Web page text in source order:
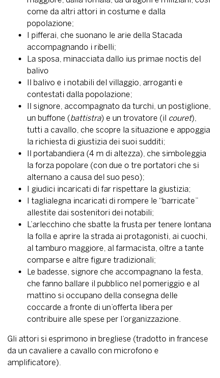
come da altri attori in costume e dalla
popolazione;
I pifferai, che suonano le arie della Stacada
accompagnando i ribelli;
La sposa, minacciata dallo ius primae noctis del
balivo
Il balivo e i notabili del villaggio, arroganti e
contestati dalla popolazione;
Il signore, accompagnato da turchi, un postiglione,
un buffone (battistra) e un trovatore (il couret),
tutti a cavallo, che scopre la situazione e appoggia
la richiesta di giustizia dei suoi sudditi;
Il portabandiera (4 m di altezza), che simboleggia
la forza popolare (con due o tre portatori che si
alternano a causa del suo peso);
I giudici incaricati di far rispettare la giustizia;
I taglialegna incaricati di rompere le “barricate”
allestite dai sostenitori dei notabili;
L’arlecchino che sbatte la frusta per tenere lontana
la folla e aprire la strada ai protagonisti, ai cuochi,
al tamburo maggiore, al farmacista, oltre a tante
comparse e altre figure tradizionali;
Le badesse, signore che accompagnano la festa,
che fanno ballare il pubblico nel pomeriggio e al
mattino si occupano della consegna delle
coccarde a fronte di un’offerta libera per
contribuire alle spese per l’organizzazione.
Gli attori si esprimono in bregliese (tradotto in francese
da un cavaliere a cavallo con microfono e
amplificatore).